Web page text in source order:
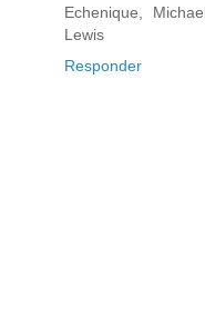
Echenique,
Lewis
Responder